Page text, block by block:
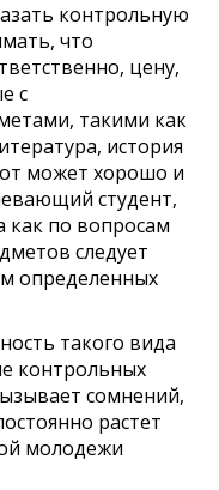
контрольную
что
цену,
с
такими как
история
может хорошо и
студент,
как по вопросам
следует
определенных
такого вида
контрольных
сомнений,
растет
молодежи